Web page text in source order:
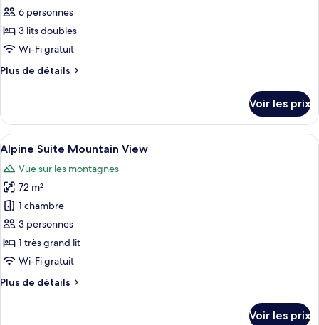
ce
type
de
chambre :
Penthouse
6 personnes
3 lits doubles
Wi-Fi gratuit
Plus de détails
Plus
le
type
de
chambre
Penthouse
Suite
Voir les prix
Afficher
toutes
les
photos
pour
ce
type
de
chambre :
Alpine
Une chambre avec un grand lit, des
4
Alpine Suite Mountain View
Vue sur les montagnes
72 m²
1 chambre
3 personnes
1 très grand lit
Wi-Fi gratuit
Plus de détails
Plus
Voir les prix